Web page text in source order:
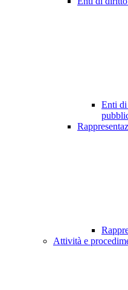
Enti
Attività e